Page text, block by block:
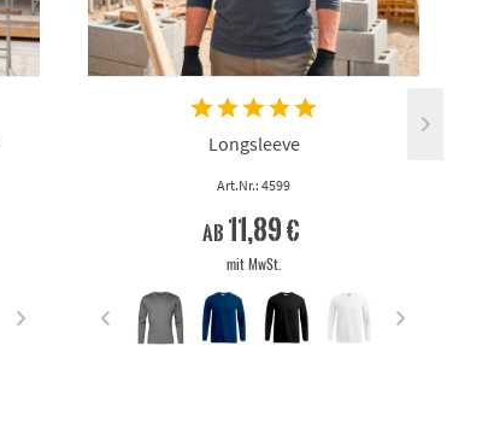
Longsleeve
Art.Nr.: 4599
ab 11,89 €
mit MwSt.